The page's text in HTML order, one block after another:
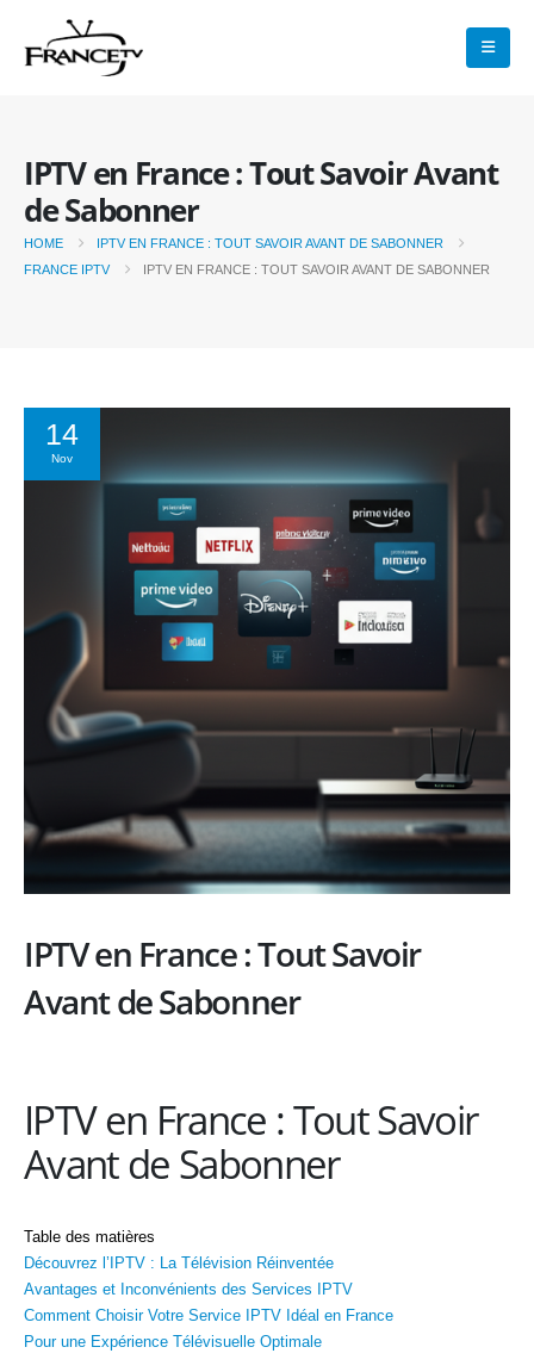
IPTV en France : Tout Savoir Avant
de Sabonner
HOME
IPTV EN FRANCE : TOUT SAVOIR AVANT DE SABONNER
FRANCE IPTV
IPTV EN FRANCE : TOUT SAVOIR AVANT DE SABONNER
14
Nov
IPTV en France : Tout Savoir
Avant de Sabonner
IPTV en France : Tout Savoir
Avant de Sabonner
Table des matières
Découvrez l’IPTV : La Télévision Réinventée
Avantages et Inconvénients des Services IPTV
Comment Choisir Votre Service IPTV Idéal en France
Pour une Expérience Télévisuelle Optimale